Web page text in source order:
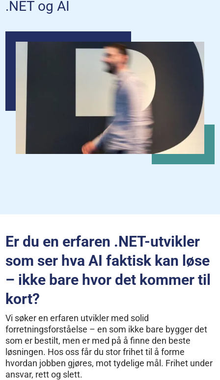
.NET og AI
Er du en erfaren .NET-utvikler
som ser hva AI faktisk kan løse
– ikke bare hvor det kommer til
kort?
Vi søker en erfaren utvikler med solid
forretningsforståelse – en som ikke bare bygger det
som er bestilt, men er med på å finne den beste
løsningen. Hos oss får du stor frihet til å forme
hvordan jobben gjøres, mot tydelige mål. Frihet under
ansvar, rett og slett.